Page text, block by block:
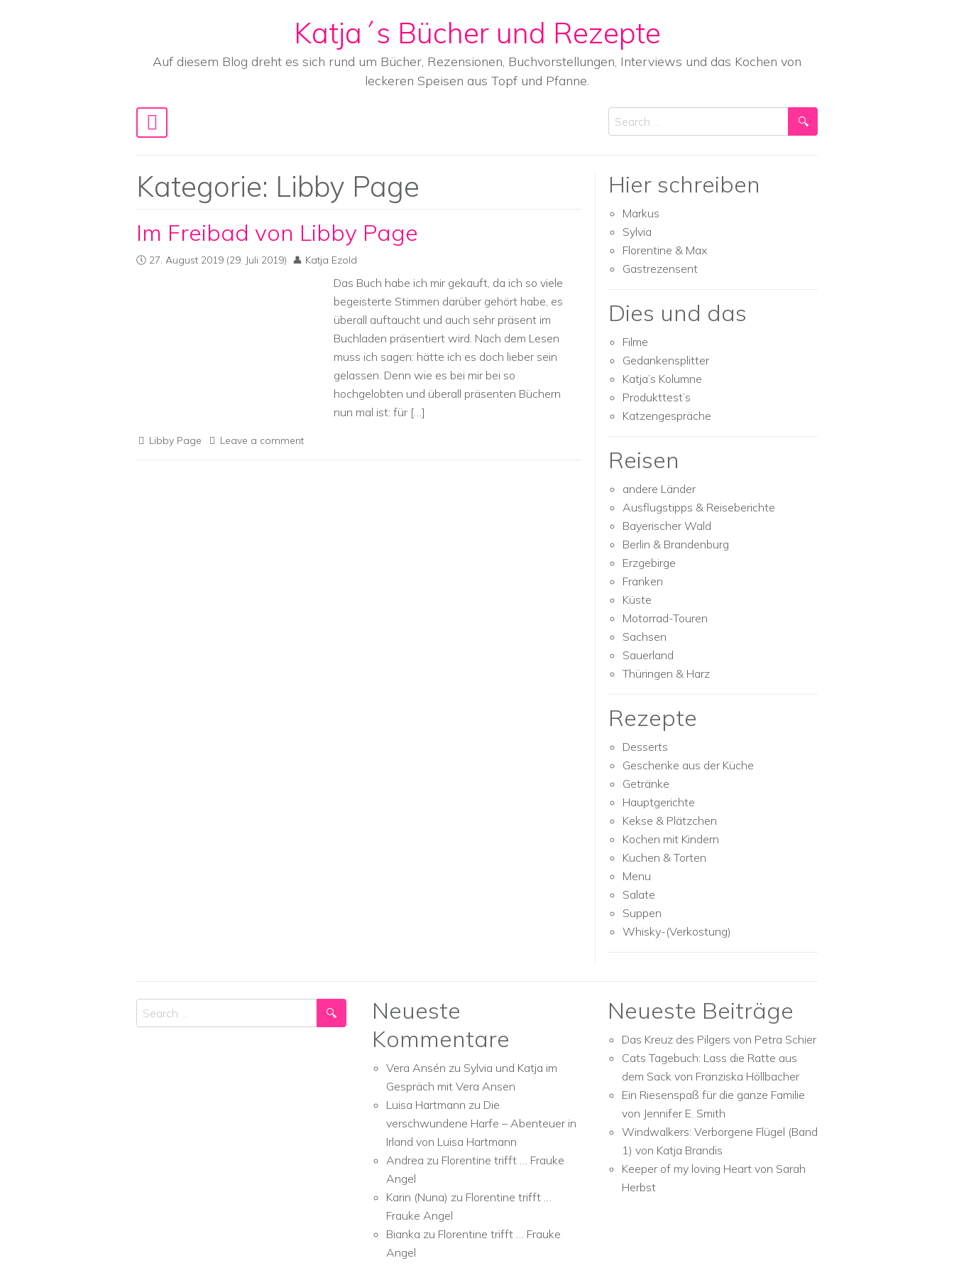
Katja´s Bücher und Rezepte
Auf diesem Blog dreht es sich rund um Bücher, Rezensionen, Buchvorstellungen, Interviews und das Kochen von
leckeren Speisen aus Topf und Pfanne.
Main Navigation
Search
Kategorie: Libby Page
Im Freibad von Libby Page
27. August 2019 (29. Juli 2019) Katja Ezold
Das Buch habe ich mir gekauft, da ich so viele
begeisterte Stimmen darüber gehört habe, es
überall auftaucht und auch sehr präsent im
Buchladen präsentiert wird. Nach dem Lesen
muss ich sagen: hätte ich es doch lieber sein
gelassen. Denn wie es bei mir bei so
hochgelobten und überall präsenten Büchern
nun mal ist: für […]
Libby Page Leave a comment
Hier schreiben
Markus
Sylvia
Florentine & Max
Gastrezensent
Dies und das
Filme
Gedankensplitter
Katja’s Kolumne
Produkttest’s
Katzengespräche
Reisen
andere Länder
Ausflugstipps & Reiseberichte
Bayerischer Wald
Berlin & Brandenburg
Erzgebirge
Franken
Küste
Motorrad-Touren
Sachsen
Sauerland
Thüringen & Harz
Rezepte
Desserts
Geschenke aus der Küche
Getränke
Hauptgerichte
Kekse & Plätzchen
Kochen mit Kindern
Kuchen & Torten
Menu
Salate
Suppen
Whisky-(Verkostung)
Search
Neueste
Kommentare
Vera Ansén zu Sylvia und Katja im
Gespräch mit Vera Ansen
Luisa Hartmann zu Die
verschwundene Harfe – Abenteuer in
Irland von Luisa Hartmann
Andrea zu Florentine trifft … Frauke
Angel
Karin (Nuna) zu Florentine trifft …
Frauke Angel
Bianka zu Florentine trifft … Frauke
Angel
Neueste Beiträge
Das Kreuz des Pilgers von Petra Schier
Cats Tagebuch: Lass die Ratte aus
dem Sack von Franziska Höllbacher
Ein Riesenspaß für die ganze Familie
von Jennifer E. Smith
Windwalkers: Verborgene Flügel (Band
1) von Katja Brandis
Keeper of my loving Heart von Sarah
Herbst